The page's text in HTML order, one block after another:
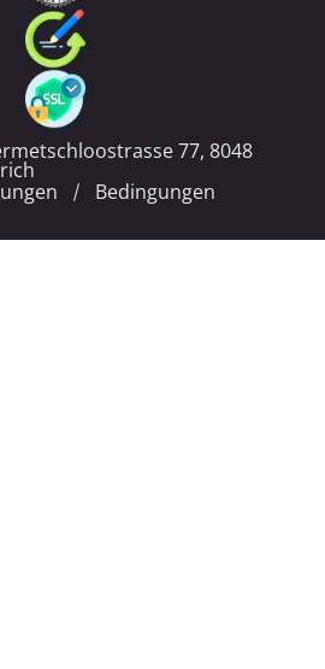
77, 8048
Bedingungen